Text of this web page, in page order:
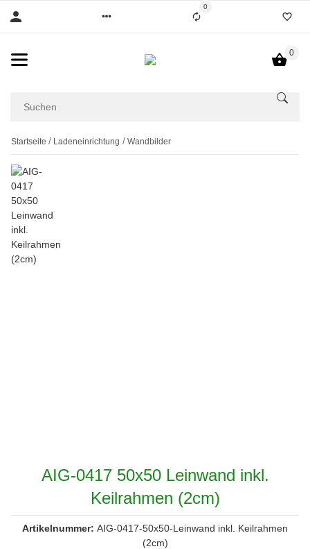
0
0
Startseite Ladeneinrichtung Wandbilder
AIG-0417 50x50 Leinwand inkl.
Keilrahmen (2cm)
Artikelnummer: AIG-0417-50x50-Leinwand inkl. Keilrahmen
(2cm)